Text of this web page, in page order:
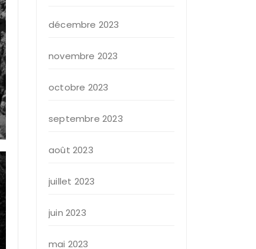
décembre 2023
novembre 2023
octobre 2023
septembre 2023
août 2023
juillet 2023
juin 2023
mai 2023